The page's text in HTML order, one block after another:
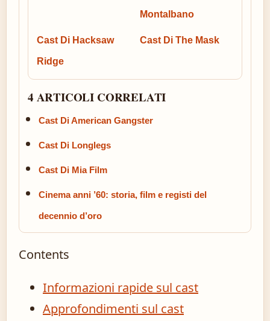
Montalbano
Cast Di Hacksaw
Ridge
Cast Di The Mask
4 ARTICOLI CORRELATI
Cast Di American Gangster
Cast Di Longlegs
Cast Di Mia Film
Cinema anni ’60: storia, film e registi del
decennio d’oro
Contents
Informazioni rapide sul cast
Approfondimenti sul cast